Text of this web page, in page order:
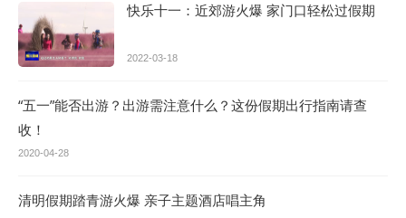
快乐十一：近郊游火爆 家门口轻松过假期
2022-03-18
“五一”能否出游？出游需注意什么？这份假期出行指南请查
收！
2020-04-28
清明假期踏青游火爆 亲子主题酒店唱主角